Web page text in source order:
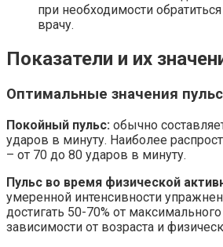
при необходимости
врачу.
Показатели и их
Оптимальные значения
Покойный пульс: обычно
ударов в минуту. Наиболее
– от 70 до 80 ударов в минуту.
Пульс во время физической
умеренной интенсивности
достигать 50-70% от
зависимости от возраста и